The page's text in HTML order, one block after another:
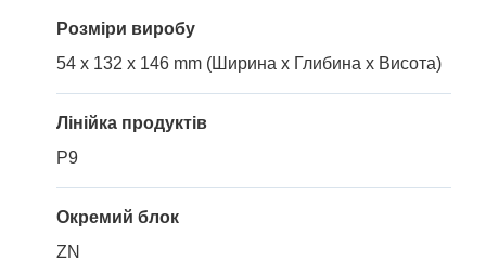
Розміри виробу
54 x 132 x 146 mm (Ширина x Глибина x Висота)
Лінійка продуктів
P9
Окремий блок
ZN